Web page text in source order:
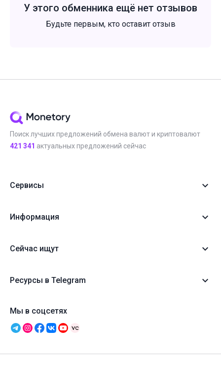
У этого обменника ещё нет отзывов
Будьте первым, кто оставит отзыв
Поиск лучших предложений обмена валют и криптовалют
421 341 актуальных предложений сейчас
Сервисы
Информация
Сейчас ищут
Ресурсы в Telegram
Мы в соцсетях